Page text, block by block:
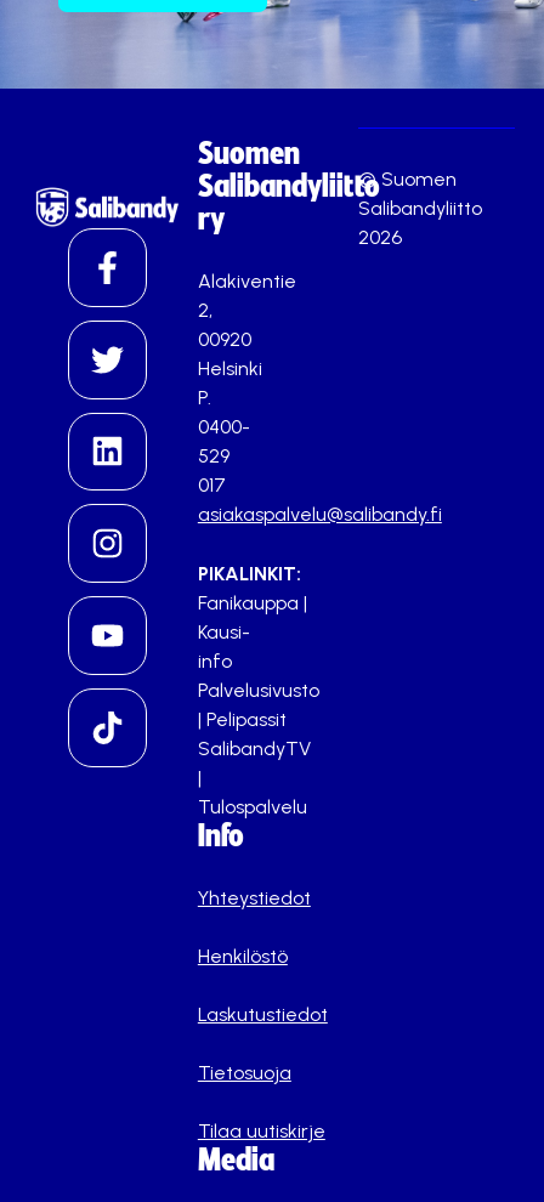
Suomen
Salibandyliitto
ry
Alakiventie
2,
00920
Helsinki
P.
0400-
529
017
asiakaspalvelu@salibandy.fi
PIKALINKIT:
Fanikauppa |
Kausi-
info
Palvelusivusto
| Pelipassit
SalibandyTV
|
Tulospalvelu
Info
Yhteystiedot
Henkilöstö
Laskutustiedot
Tietosuoja
Tilaa uutiskirje
Media
© Suomen
Salibandyliitto
2026